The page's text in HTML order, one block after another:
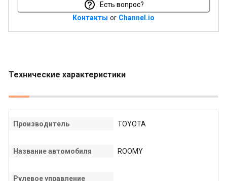
Есть вопрос?
Контакты or Channel.io
Технические характеристики
Производитель TOYOTA
Название автомобиля ROOMY
Рулевое управление